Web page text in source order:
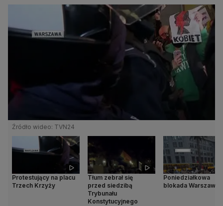
Źródło wideo: TVN24
Protestujący na placu
Trzech Krzyży
Tłum zebrał się
przed siedzibą
Trybunału
Konstytucyjnego
Poniedziałkowa
blokada Warszawy